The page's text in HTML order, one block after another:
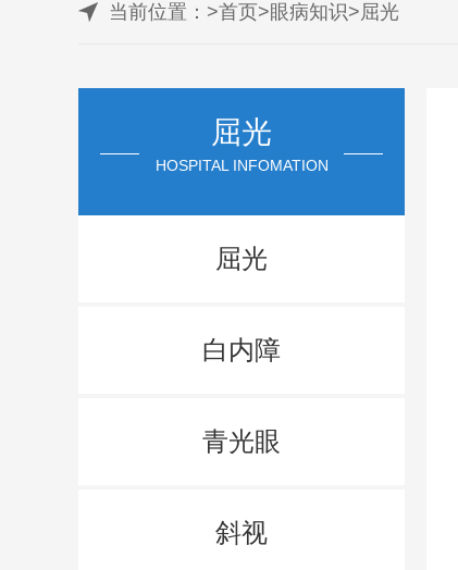
当前位置： >首页>眼病知识>屈光
屈光
HOSPITAL INFOMATION
屈光
白内障
青光眼
斜视